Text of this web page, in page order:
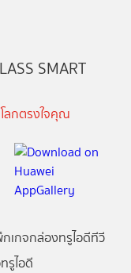
SMART
ลกตรงใจคุณ
เกจกล่องทรูไอดีทีวี
รูไอดี